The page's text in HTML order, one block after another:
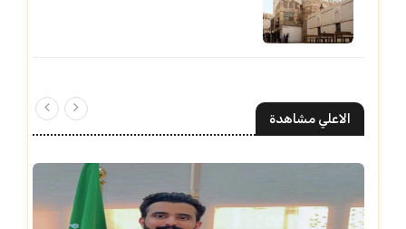
الاعلي مشاهدة